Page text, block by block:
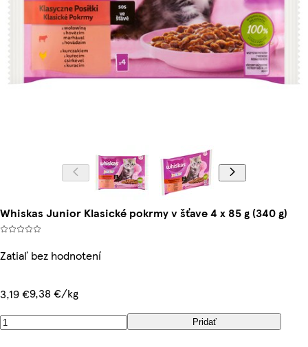
Whiskas Junior Klasické pokrmy v šťave 4 x 85 g (340 g)
Zatiaľ bez hodnotení
3,19 €9,38 €/kg
Pridať